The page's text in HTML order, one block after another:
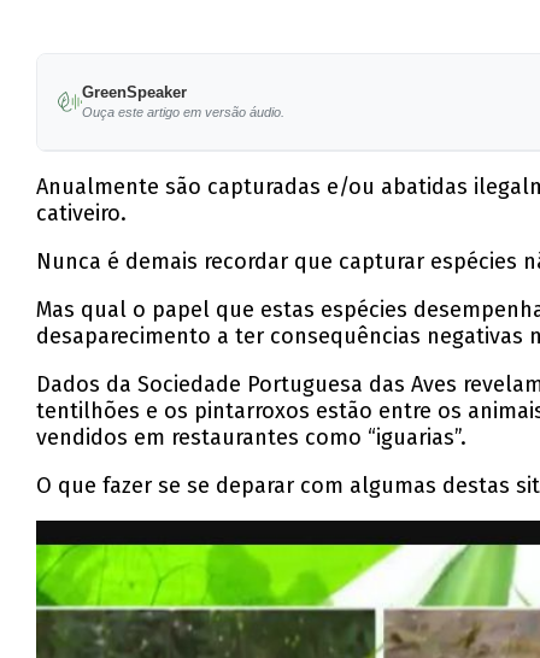
GreenSpeaker
Ouça este artigo em versão áudio.
Anualmente são capturadas e/ou abatidas
cativeiro.
Nunca é demais recordar que capturar espécies
Mas qual o papel que estas espécies
desaparecimento a ter consequências negativas
Dados da Sociedade Portuguesa das Aves
tentilhões e os pintarroxos estão entre os
vendidos em restaurantes como “iguarias”.
O que fazer se se deparar com algumas destas